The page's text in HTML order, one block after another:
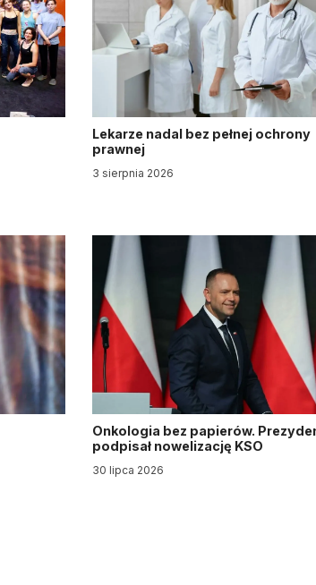
Lekarze nadal bez pełnej ochrony
prawnej
3 sierpnia 2026
Onkologia bez papierów.
podpisał nowelizację KSO
30 lipca 2026